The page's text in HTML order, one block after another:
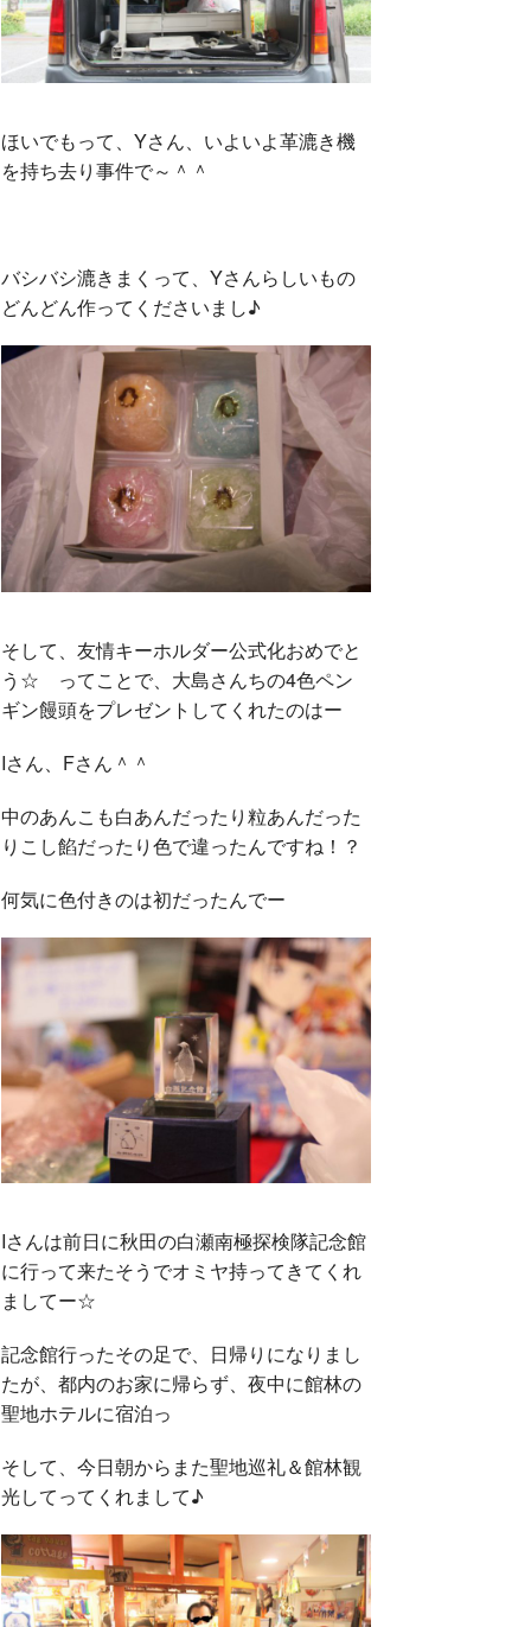
ほいでもって、Yさん、いよいよ革漉き機
を持ち去り事件で～＾＾
バシバシ漉きまくって、Yさんらしいもの
どんどん作ってくださいまし♪
そして、友情キーホルダー公式化おめでと
う☆ ってことで、大島さんちの4色ペン
ギン饅頭をプレゼントしてくれたのはー
Iさん、Fさん＾＾
中のあんこも白あんだったり粒あんだった
りこし餡だったり色で違ったんですね！？
何気に色付きのは初だったんでー
Iさんは前日に秋田の白瀬南極探検隊記念館
に行って来たそうでオミヤ持ってきてくれ
ましてー☆
記念館行ったその足で、日帰りになりまし
たが、都内のお家に帰らず、夜中に館林の
聖地ホテルに宿泊っ
そして、今日朝からまた聖地巡礼＆館林観
光してってくれまして♪